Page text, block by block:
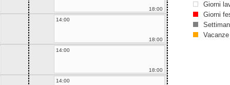
18:00
14:00
18:00
14:00
18:00
14:00
Giorni
Giorni
Vacanze